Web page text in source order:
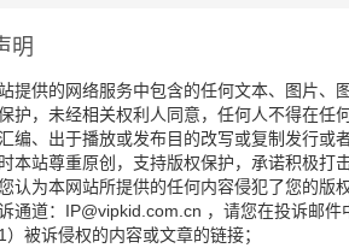
明
提供的网络服务中包含的任何文本、图片、
护，未经相关权利人同意，任何人不得在任
编、出于播放或发布目的改写或复制发行或
本站尊重原创，支持版权保护，承诺积极打
认为本网站所提供的任何内容侵犯了您的版
通道：IP@vipkid.com.cn ，请您在投诉邮件
1）被诉侵权的内容或文章的链接；